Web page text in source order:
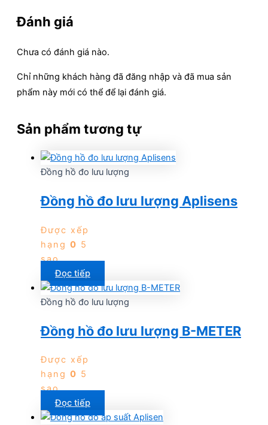
Đánh giá
Chưa có đánh giá nào.
Chỉ những khách hàng đã đăng nhập và đã mua sản
phẩm này mới có thể để lại đánh giá.
Sản phẩm tương tự
Đồng hồ đo lưu lượng
Đồng hồ đo lưu lượng Aplisens
Được xếp
hạng 0 5
sao
Đọc tiếp
Đồng hồ đo lưu lượng
Đồng hồ đo lưu lượng B-METER
Được xếp
hạng 0 5
sao
Đọc tiếp